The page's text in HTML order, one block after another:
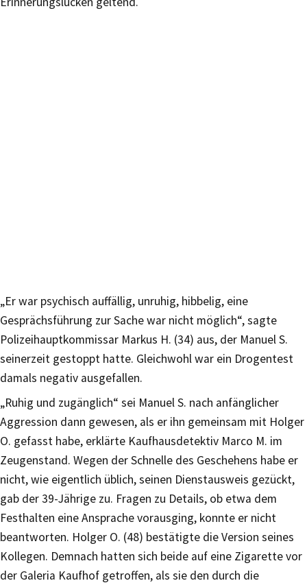
„Er war psychisch auffällig, unruhig, hibbelig, eine
Gesprächsführung zur Sache war nicht möglich“, sagte
Polizeihauptkommissar Markus H. (34) aus, der Manuel S.
seinerzeit gestoppt hatte. Gleichwohl war ein Drogentest
damals negativ ausgefallen.
„Ruhig und zugänglich“ sei Manuel S. nach anfänglicher
Aggression dann gewesen, als er ihn gemeinsam mit Holger
O. gefasst habe, erklärte Kaufhausdetektiv Marco M. im
Zeugenstand. Wegen der Schnelle des Geschehens habe er
nicht, wie eigentlich üblich, seinen Dienstausweis gezückt,
gab der 39-Jährige zu. Fragen zu Details, ob etwa dem
Festhalten eine Ansprache vorausging, konnte er nicht
beantworten. Holger O. (48) bestätigte die Version seines
Kollegen. Demnach hatten sich beide auf eine Zigarette vor
der Galeria Kaufhof getroffen, als sie den durch die